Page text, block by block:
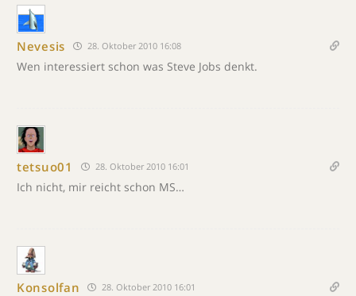
Nevesis 28. Oktober 2010 16:08
Wen interessiert schon was Steve Jobs denkt.
tetsuo01 28. Oktober 2010 16:01
Ich nicht, mir reicht schon MS…
Konsolfan 28. Oktober 2010 16:01